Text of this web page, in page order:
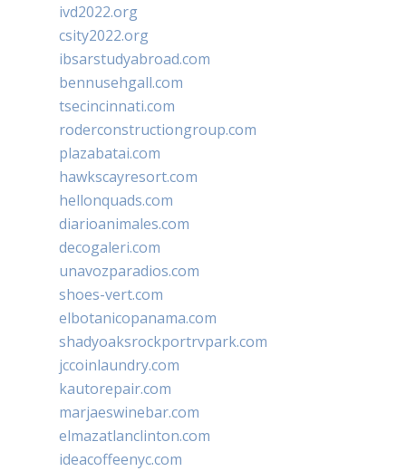
ivd2022.org
csity2022.org
ibsarstudyabroad.com
bennusehgall.com
tsecincinnati.com
roderconstructiongroup.com
plazabatai.com
hawkscayresort.com
hellonquads.com
diarioanimales.com
decogaleri.com
unavozparadios.com
shoes-vert.com
elbotanicopanama.com
shadyoaksrockportrvpark.com
jccoinlaundry.com
kautorepair.com
marjaeswinebar.com
elmazatlanclinton.com
ideacoffeenyc.com